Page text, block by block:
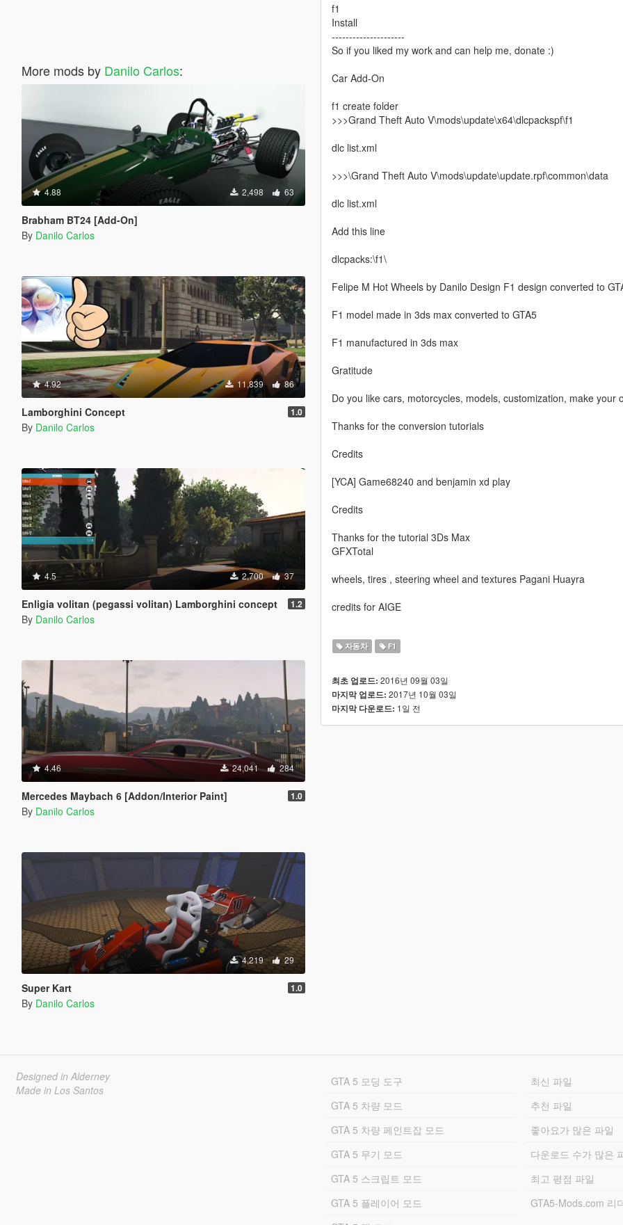
More mods by Danilo Carlos:
4.88 2,498 63
Brabham BT24 [Add-On]
By Danilo Carlos
4.92 11,839 86
Lamborghini Concept 1.0
By Danilo Carlos
4.5 2,700 37
Enligia volitan (pegassi volitan) Lamborghini concept 1.2
By Danilo Carlos
4.46 24,041 284
Mercedes Maybach 6 [Addon/Interior Paint] 1.0
By Danilo Carlos
4,219 29
Super Kart 1.0
By Danilo Carlos
f1
Install
---------------------
So if you liked my work and can help me, donate :)
Car Add-On
f1 create folder
>>>Grand Theft Auto V\mods\update\x64\dlcpackspf\f1
dlc list.xml
>>>\Grand Theft Auto V\mods\update\update.rpf\common\data
dlc list.xml
Add this line
dlcpacks:\f1\
Felipe M Hot Wheels by Danilo Design F1 design converted to
F1 model made in 3ds max converted to GTA5
F1 manufactured in 3ds max
Gratitude
Do you like cars, motorcycles, models, customization, make
Thanks for the conversion tutorials
Credits
[YCA] Game68240 and benjamin xd play
Credits
Thanks for the tutorial 3Ds Max
GFXTotal
wheels, tires , steering wheel and textures Pagani Huayra
credits for AIGE
자동차 F1
최초 업로드: 2016년 09월 03일
마지막 업로드: 2017년 10월 03일
마지막 다운로드: 1일 전
Designed in Alderney
Made in Los Santos
GTA 5 모딩 도구
GTA 5 차량 모드
GTA 5 차량 페인트잡 모드
GTA 5 무기 모드
GTA 5 스크립트 모드
GTA 5 플레이어 모드
최신 파일
추천 파일
좋아요가 많은 파일
다운로드 수가 많은
최고 평점 파일
GTA5-Mods.com 리